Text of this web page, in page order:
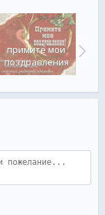
примите мои
поздравления